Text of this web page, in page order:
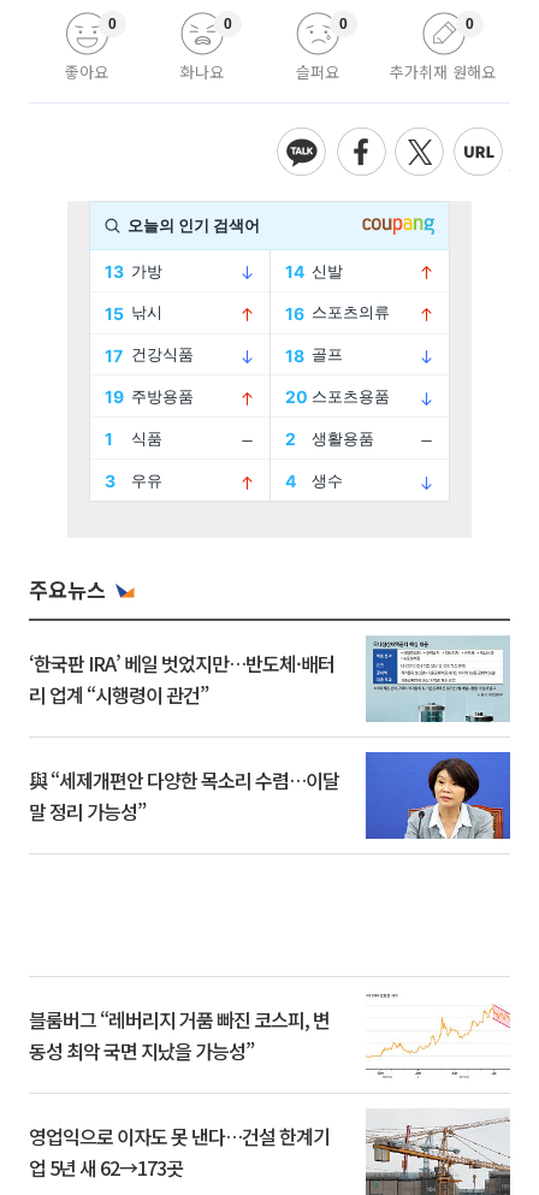
좋아요
0
화나요
0
슬퍼요
0
추가취재 원해요
0
주요뉴스
‘한국판 IRA’ 베일 벗었지만…반도체·배터
리 업계 “시행령이 관건”
與 “세제개편안 다양한 목소리 수렴…이달
말 정리 가능성”
블룸버그 “레버리지 거품 빠진 코스피, 변
동성 최악 국면 지났을 가능성”
영업익으로 이자도 못 낸다…건설 한계기
업 5년 새 62→173곳